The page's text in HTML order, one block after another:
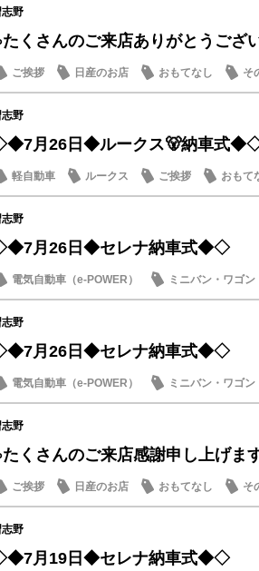
野
くさんのご来店ありがとうござ
ご挨拶 日産のお店 おもてなし そ
野
月26日◆ルークス🐻納車式
軽自動車 ルークス ご挨拶 おもて
野
月26日◆セレナ納車式◆◇
電気自動車（e-POWER）
ミニバン・ワゴン
納車式
野
月26日◆セレナ納車式◆◇
電気自動車（e-POWER）
ミニバン・ワゴン
納車式
野
くさんのご来店感謝申し上げま
ご挨拶 日産のお店 おもてなし そ
野
月19日◆セレナ納車式◆◇